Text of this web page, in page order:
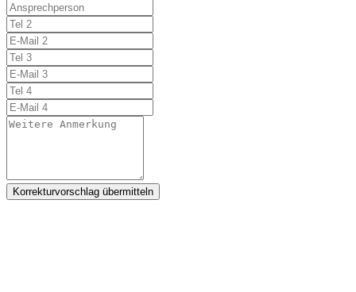
Korrekturvorschlag übermitteln